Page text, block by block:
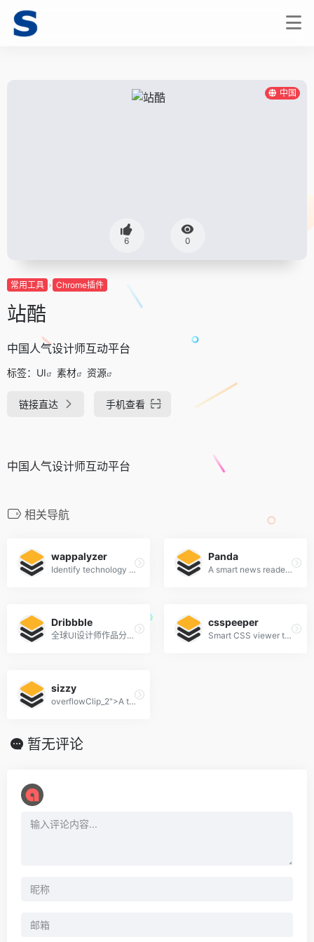
中国
6 0
常用工具 Chrome插件
站酷
中国人气设计师互动平台
标签： UI 素材 资源
链接直达 手机查看
中国人气设计师互动平台
相关导航
wappalyzer
Identify technology on websites
Panda
A smart news reader built for productivity.
Dribbble
全球UI设计师作品分享平台。
csspeeper
Smart CSS viewer tailored for Designers.
sizzy
overflowClip_2">A tool for developing responsive websites crazy-fast
暂无评论